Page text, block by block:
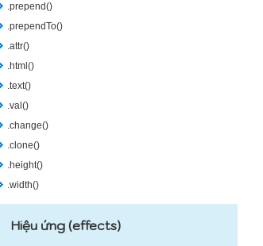
.prepend()
.prependTo()
.attr()
.html()
.text()
.val()
.change()
.clone()
.height()
.width()
Hiệu ứng (effects)